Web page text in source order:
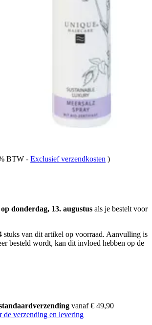
BTW - Exclusief verzendkosten )
donderdag, 13. augustus als je bestelt voor
stuks van dit artikel op voorraad. Aanvulling is
besteld wordt, kan dit invloed hebben op de
vanaf € 49,90
de verzending en levering